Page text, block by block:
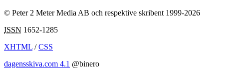
© Peter 2 Meter Media AB och respektive skribent 1999-2026
ISSN 1652-1285
XHTML /CSS
dagensskiva.com 4.1 @binero